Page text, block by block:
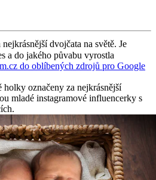
dvojčata na světě. Je
a do jakého půvabu vyrostla
do oblíbených zdrojů pro Google
označeny za nejkrásnější
mladé instagramové influencerky s